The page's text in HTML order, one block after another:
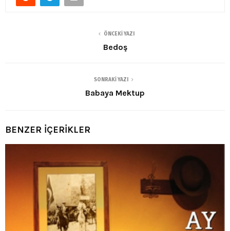
ÖNCEKI YAZI
Bedoş
SONRAKI YAZI
Babaya Mektup
BENZER İÇERİKLER